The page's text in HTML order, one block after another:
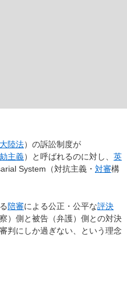
大陸法）の訴訟制度が
主義）と呼ばれるのに対し、 英
System（対抗主義・ 対審構
陪審による公正・公平な評決
）側と被告（弁護）側との対決
判にしか過ぎない、という理念